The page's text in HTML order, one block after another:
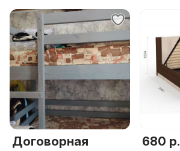
Договорная 680 р.